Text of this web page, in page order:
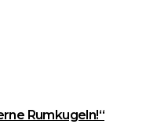
Rumkugeln!“